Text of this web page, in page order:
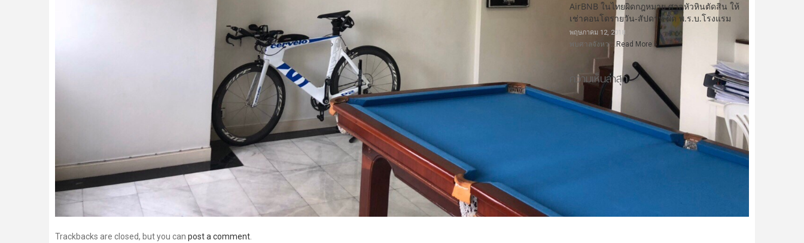
Trackbacks are closed, but you can post a comment
AirBNB ในไทยผิดกฎหมาย ศาลหัวหินตัดสิน ให้
เช่าคอนโดรายวัน-สัปดาห์ ผิด พ.ร.บ.โรงแรม
พฤษภาคม 12, 2018
พบศาลจังหว … Read More »
ความเห็นล่าสุด